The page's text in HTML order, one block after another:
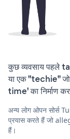
कुछ व्यवसाय पहले
या एक "techie"
time' का निर्माण
अन्य लोग ओपन सोर्स
प्रयास करते हैं जो
हैं।